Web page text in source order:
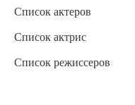
Список актеров
Список актрис
Список режиссеров